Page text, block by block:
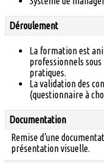
Déroulement
La formation est
professionnels sous
pratiques.
La validation des
(questionnaire à
Documentation
Remise d’une
présentation visuelle.